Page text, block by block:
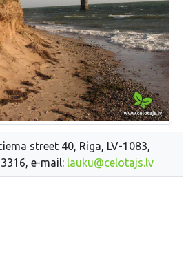
street 40, Riga, LV-1083,
e-mail: lauku@celotajs.lv